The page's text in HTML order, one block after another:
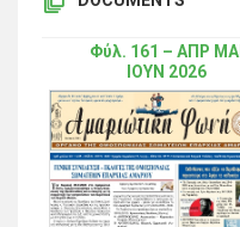
Φύλ. 161 – ΑΠΡ ΜΑΙ
ΙΟΥΝ 2026